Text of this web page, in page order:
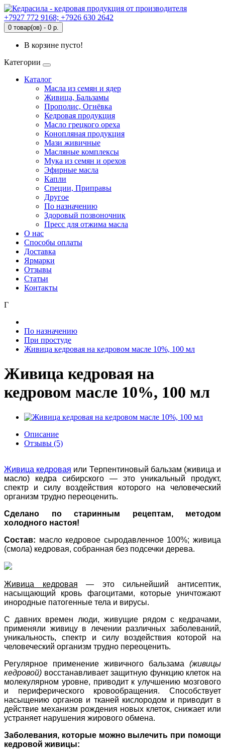
+7927 772 9168; +7926 630 2642
0 товар(ов) - 0 р.
В корзине пусто!
Категории
Каталог
Масла из семян и ядер
Живица, Бальзамы
Прополис, Огнёвка
Кедровая продукция
Масло грецкого ореха
Конопляная продукция
Мази живичные
Масляные комплексы
Мука из семян и орехов
Эфирные масла
Капли
Специи, Приправы
Другое
По назначению
Здоровый позвоночник
Пресс для отжима масла
О нас
Способы оплаты
Доставка
Ярмарки
Отзывы
Статьи
Контакты
Г
По назначению
При простуде
Живица кедровая на кедровом масле 10%, 100 мл
Живица кедровая на
кедровом масле 10%, 100 мл
Описание
Отзывы (5)
Живица кедровая или Терпентиновый бальзам (живица и
масло) кедра сибирского — это уникальный продукт,
спектр и силу воздействия которого на человеческий
организм трудно переоценить.
Сделано по старинным рецептам, методом
холодного настоя!
Состав: масло кедровое сыродавленное 100%; живица
(смола) кедровая, собранная без подсечки дерева.
Живица кедровая
— это сильнейший антисептик,
насыщающий кровь фагоцитами, которые уничтожают
инородные патогенные тела и вирусы.
С давних времен люди, живущие рядом с кедрачами,
применяли живицу в лечении различных заболеваний,
уникальность, спектр и силу воздействия которой на
человеческий организм трудно переоценить.
Регулярное применение живичного бальзама (живицы
кедровой) восстанавливает защитную функцию клеток на
молекулярном уровне, приводит к улучшению мозгового
и периферического кровообращения. Способствует
насыщению органов и тканей кислородом и приводит в
действие механизм рождения новых клеток, снижает или
устраняет нарушения жирового обмена.
Заболевания, которые можно вылечить при помощи
кедровой живицы: